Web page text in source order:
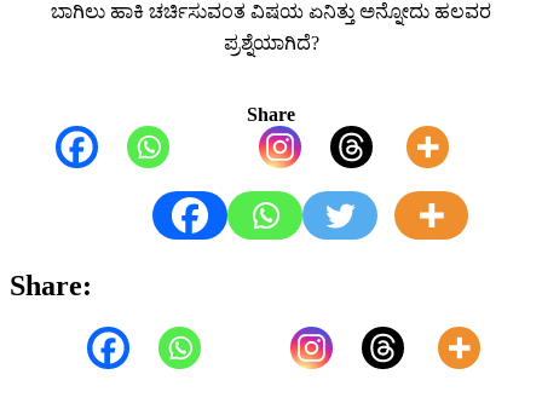
ಬಾಗಿಲು ಹಾಕಿ ಚರ್ಚಿಸುವಂತ ವಿಷಯ ಏನಿತ್ತು ಅನ್ನೋದು ಹಲವರ
ಪ್ರಶ್ನೆಯಾಗಿದೆ?
Share
Share: